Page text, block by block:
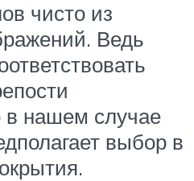
чисто из
Ведь
в нашем случае
выбор в